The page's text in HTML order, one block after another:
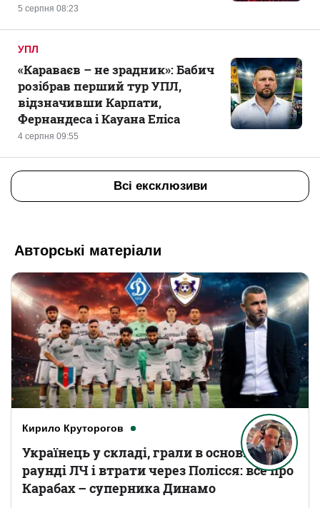
5 серпня 08:23
УПЛ
4 серпня 09:55
«Караваєв – не зрадник»: Бабич
розібрав перший тур УПЛ,
відзначивши Карпати,
Фернандеса і Кауана Еліса
Всі ексклюзиви
Авторські матеріали
Кирило Круторогов
Українець у складі, грали в основному
раунді ЛЧ і втрати через Полісся: все про
Карабах – суперника Динамо